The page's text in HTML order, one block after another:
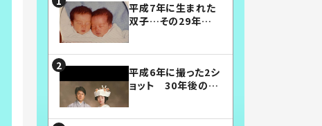
平成7年に生まれた
双子…その29年後
平成6年に撮った2シ
ョット 30年後の姿